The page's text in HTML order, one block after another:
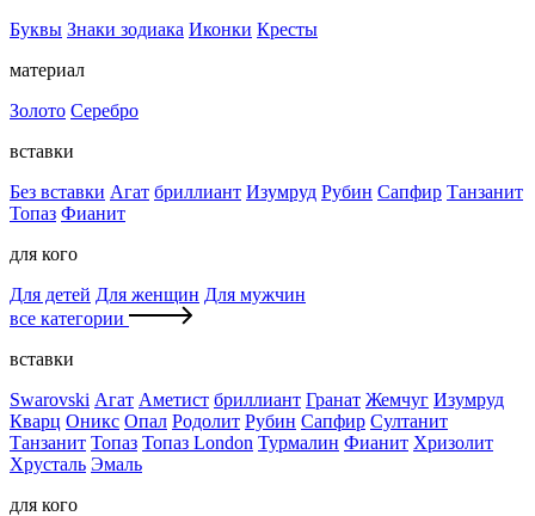
Буквы Знаки зодиака Иконки Кресты
материал
Золото Серебро
вставки
Без вставки Агат бриллиант Изумруд Рубин Сапфир Танзанит
Топаз Фианит
для кого
Для детей Для женщин Для мужчин
все категории
вставки
Swarovski Агат Аметист бриллиант Гранат Жемчуг Изумруд
Кварц Оникс Опал Родолит Рубин Сапфир Султанит
Танзанит Топаз Топаз London Турмалин Фианит Хризолит
Хрусталь Эмаль
для кого